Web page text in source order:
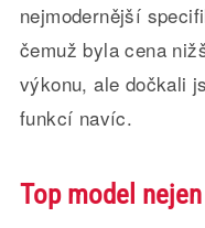
nejmodernější
čemuž byla cena
výkonu, ale dočkali
funkcí navíc.
Top model